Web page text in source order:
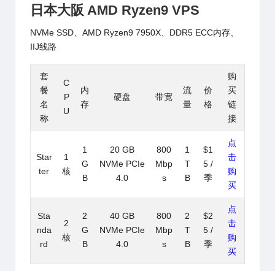
日本大阪 AMD Ryzen9 VPS
NVMe SSD、AMD Ryzen9 7950X、
DDR5 ECC内存、
IIJ线路
套
餐
名
称
C
P
U
内
存
硬盘 带宽
流
量
价
格
购
买
链
接
Star
ter
1
核
1
G
B
20 GB
NVMe PCIe
4.0
800
Mbp
s
1
T
B
$1
5 /
季
点
击
购
买
Sta
nda
rd
2
核
2
G
B
40 GB
NVMe PCIe
4.0
800
Mbp
s
2
T
B
$2
5 /
季
点
击
购
买